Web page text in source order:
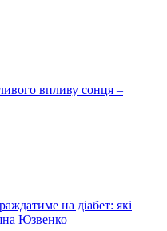
впливу сонця –
на діабет: які
Юзвенко